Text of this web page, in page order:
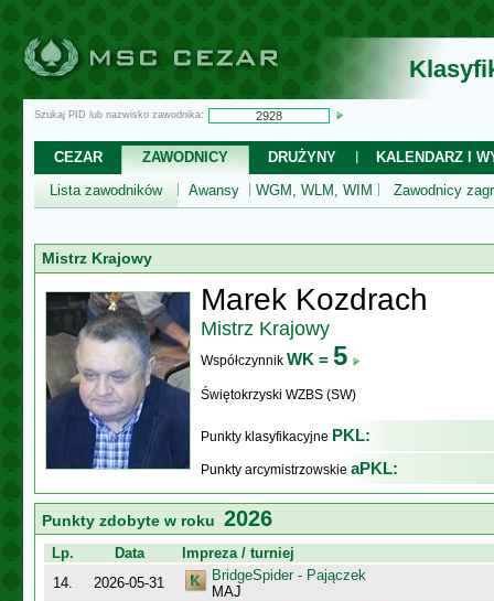
Szukaj PID lub nazwisko zawodnika:
CEZAR ZAWODNICY DRUŻYNY
KALENDARZ I
Lista zawodników
Awansy WGM, WLM, WIM Zawodnicy
Mistrz Krajowy
Marek Kozdrach
Mistrz Krajowy
Współczynnik WK = 5
Świętokrzyski WZBS (SW)
Punkty klasyfikacyjne PKL:
Punkty arcymistrzowskie aPKL:
Punkty zdobyte w roku 2026
Lp. Data
Impreza / turniej
14.
2026-05-31
BridgeSpider - Pajączek
MAJ